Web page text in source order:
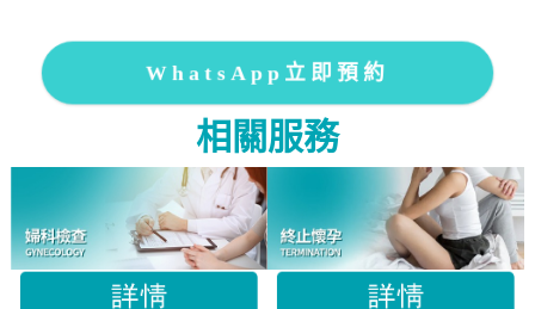
WhatsApp立即預約
相關服務